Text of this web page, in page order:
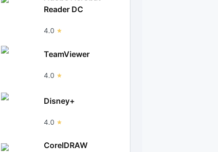
Reader DC
4.0
TeamViewer
4.0
Disney+
4.0
CorelDRAW